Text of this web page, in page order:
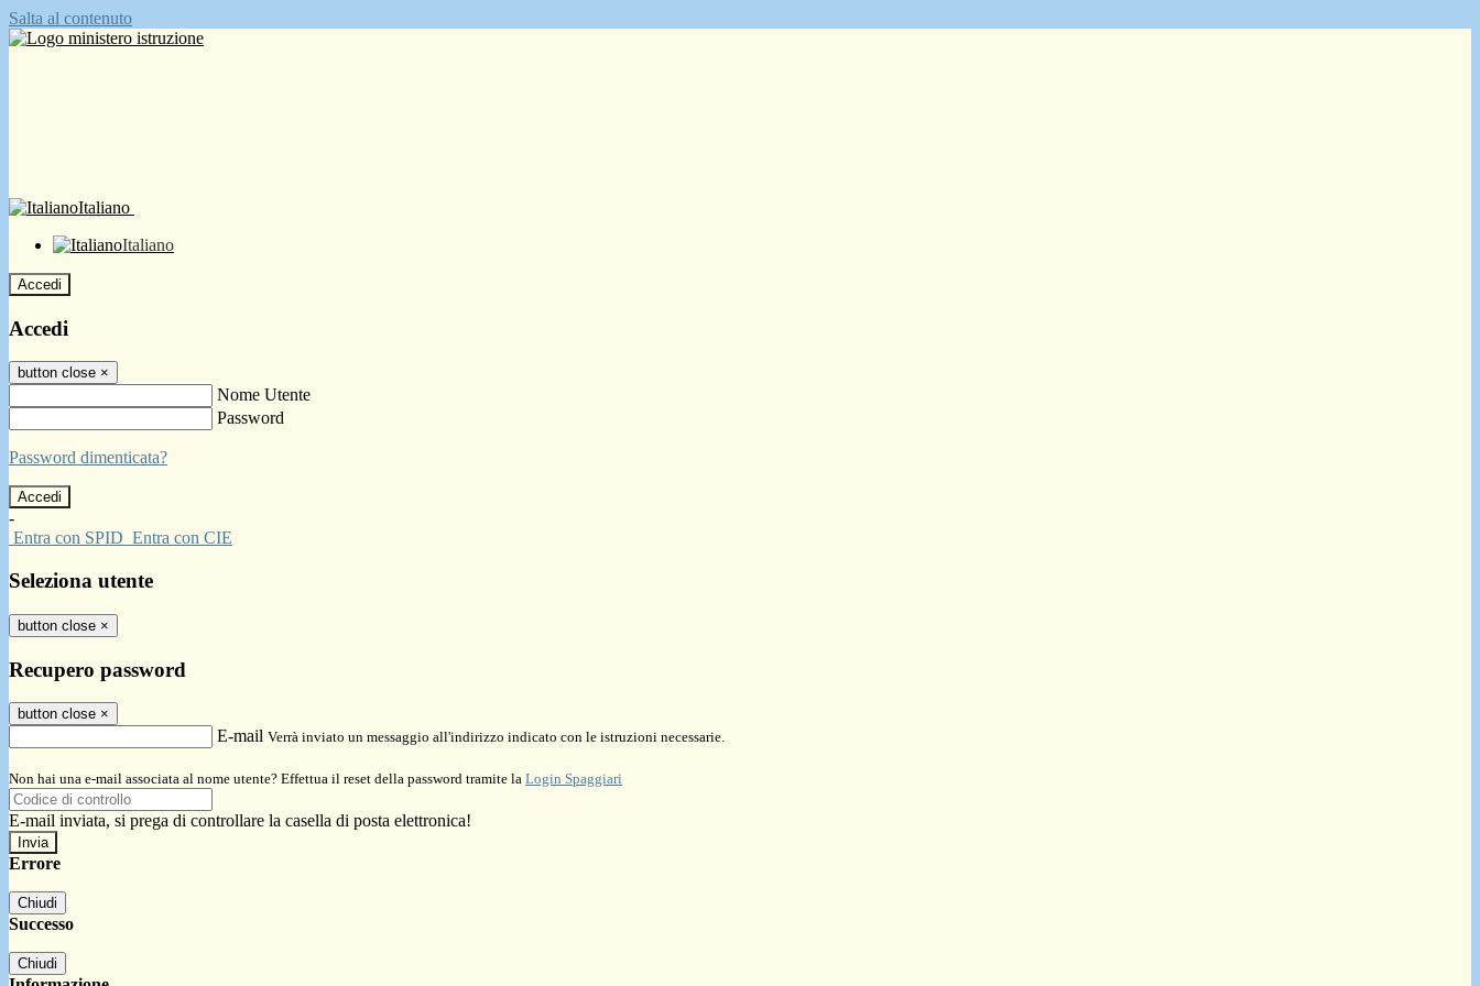
Salta al contenuto
Italiano
Italiano
Accedi
Accedi
button close ×
Nome Utente
Password
Password dimenticata?
-
Entra con SPID Entra con CIE
Seleziona utente
button close ×
Recupero password
button close ×
E-mail Verrà inviato un messaggio all'indirizzo indicato con le istruzioni necessarie.
Non hai una e-mail associata al nome utente? Effettua il reset della password tramite la Login Spaggiari
E-mail inviata, si prega di controllare la casella di posta elettronica!
Errore
Chiudi
Successo
Chiudi